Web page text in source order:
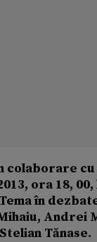
colaborare
ora 18,
în
Andrei
Tănase.